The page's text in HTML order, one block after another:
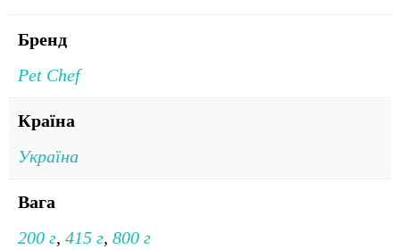
Бренд
Pet Chef
Країна
Україна
Вага
200 г, 415 г, 800 г